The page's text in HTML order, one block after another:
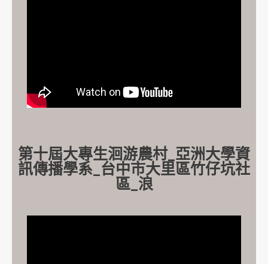
第十屆大專生洄游農村_亞洲大學資
訊傳播學系_台中市大里區竹仔坑社
區_浪